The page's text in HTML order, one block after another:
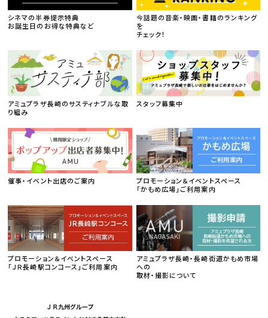
シネマの半券提示特典
お誕生日のお得な特典など
今話題の音楽・映画・書籍のランキング
を
チェック！
アミュプラザ長崎のサスティナブルな取
り組み
スタッフ募集中
催事・イベント出店のご案内
プロモーション＆イベントスペース
「かもめ広場」ご利用案内
プロモーション＆イベントスペース
「ＪＲ長崎駅コンコース」ご利用案内
アミュプラザ長崎・長崎街道かもめ市場
への
取材・撮影について